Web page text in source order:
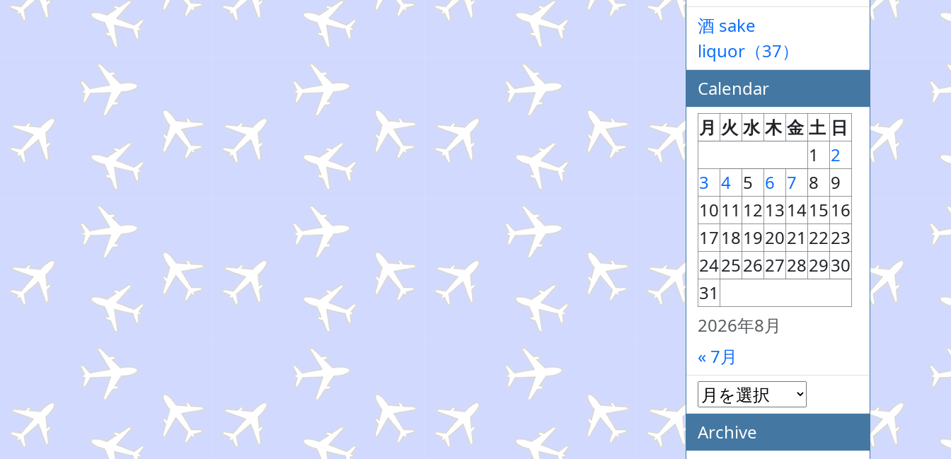
酒 sake
liquor（37）
Calendar
2026年8月
月 火 水 木 金 土 日
1
2
3 4 5 6 7 8 9
1011 1213141516
1718192021 2223
24252627282930
31
« 7月
Archive